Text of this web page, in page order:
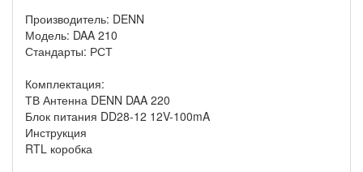
Производитель: DENN
Модель: DAA 210
Стандарты: РСТ
Комплектация:
ТВ Антенна DENN DAA 220
Блок питания DD28-12 12V-100mA
Инструкция
RTL коробка